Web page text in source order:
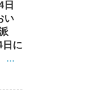
日
い
日に
...